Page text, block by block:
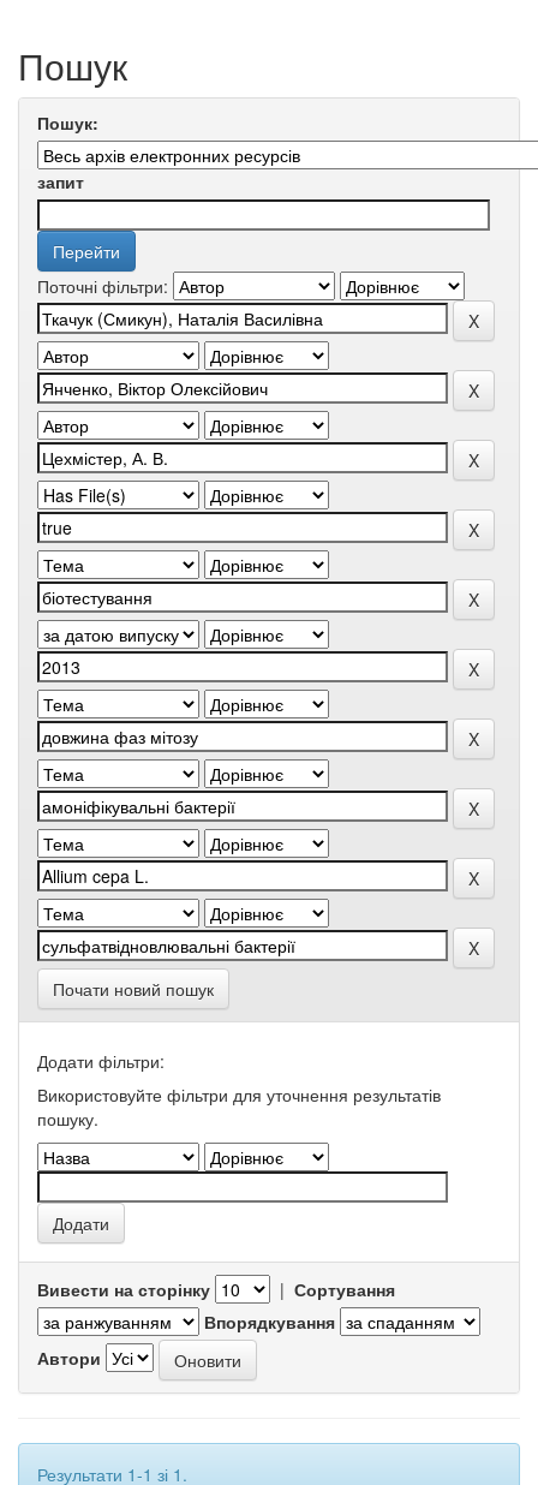
Пошук
Пошук:
запит
Поточні фільтри:
Почати новий пошук
Додати фільтри:
Використовуйте фільтри для уточнення результатів
пошуку.
Вивести на сторінку | Сортування
Впорядкування
Автори
Результати 1-1 зі 1.